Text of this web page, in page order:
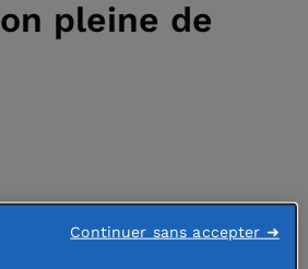
pleine de
Continuer sans accepter ➜